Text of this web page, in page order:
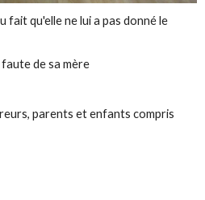
fait qu'elle ne lui a pas donné le
de sa mère
parents et enfants compris